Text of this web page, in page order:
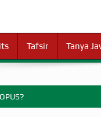
Tafsir Tanya